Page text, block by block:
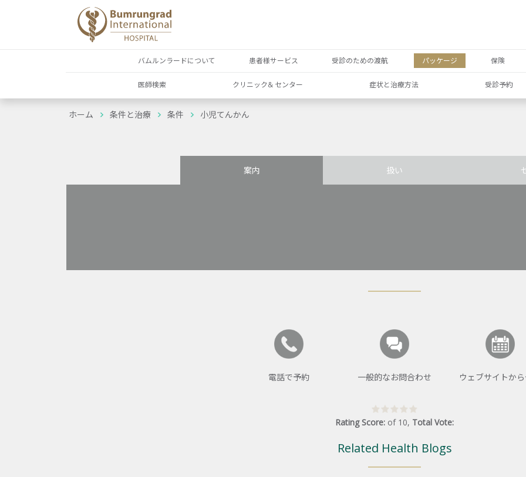
バムルンラードについて 患者様サービス 受診のための渡航 パッケージ 保険
医師検索 クリニック& センター 症状と治療方法 受診予約
ホーム 条件と治療 条件 小児てんかん
案内 扱い
電話で予約 一般的なお問合わせ ウェブサイトか
Rating Score: of 10, Total Vote:
Related Health Blogs